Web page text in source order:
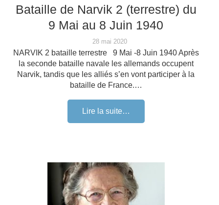
Bataille de Narvik 2 (terrestre) du
9 Mai au 8 Juin 1940
28 mai 2020
NARVIK 2 bataille terrestre 9 Mai -8 Juin 1940 Après
la seconde bataille navale les allemands occupent
Narvik, tandis que les alliés s’en vont participer à la
bataille de France.…
Lire la suite…